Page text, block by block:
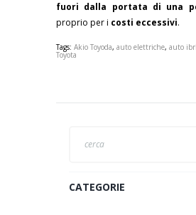
fuori dalla portata di una
proprio per i costi eccessivi.
Tags: Akio Toyoda, auto elettriche, auto
Toyota
CATEGORIE